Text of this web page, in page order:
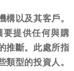
以及其客戶。
要提供任何與購
推斷。此處所指
型的投資人。